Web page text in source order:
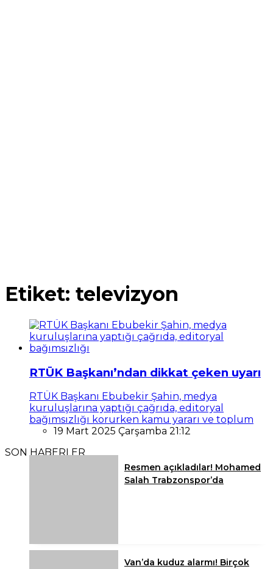
Etiket: televizyon
RTÜK Başkanı’ndan dikkat çeken uyarı
RTÜK Başkanı Ebubekir Şahin, medya
kuruluşlarına yaptığı çağrıda, editoryal
bağımsızlığı korurken kamu yararı ve toplum
19 Mart 2025 Çarşamba 21:12
SON HABERLER
Resmen açıkladılar! Mohamed
Salah Trabzonspor’da
Van’da kuduz alarmı! Birçok